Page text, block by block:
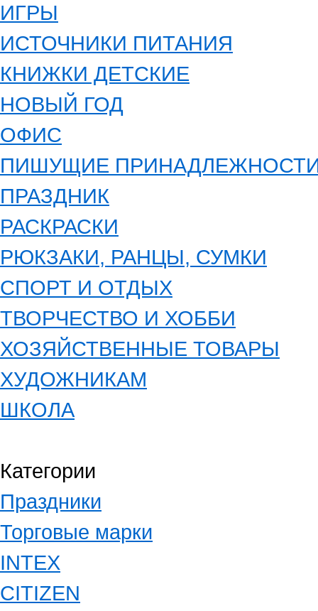
ИГРЫ
ИСТОЧНИКИ ПИТАНИЯ
КНИЖКИ ДЕТСКИЕ
НОВЫЙ ГОД
ОФИС
ПИШУЩИЕ
ПРАЗДНИК
РАСКРАСКИ
РЮКЗАКИ, РАНЦЫ, СУМКИ
СПОРТ И ОТДЫХ
ТВОРЧЕСТВО И ХОББИ
ХОЗЯЙСТВЕННЫЕ ТОВАРЫ
ХУДОЖНИКАМ
ШКОЛА
Категории
Праздники
Торговые марки
INTEX
CITIZEN